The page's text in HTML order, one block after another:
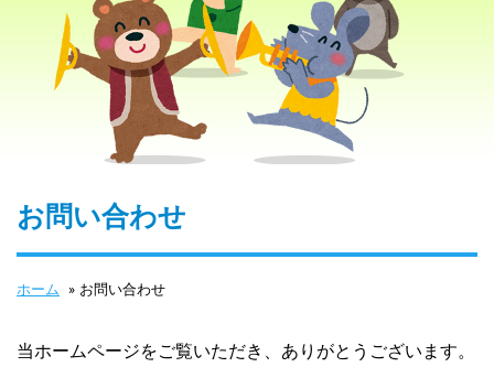
お問い合わせ
ホーム » お問い合わせ
当ホームページをご覧いただき、ありがとうございます。